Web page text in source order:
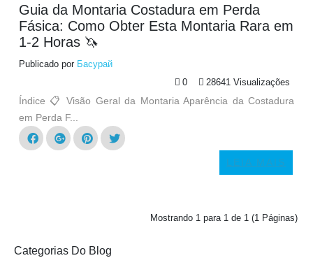
Guia da Montaria Costadura em Perda
Fásica: Como Obter Esta Montaria Rara em
1-2 Horas 🦄
Publicado por Басурай
0
28641 Visualizações
Índice 📋 Visão Geral da Montaria Aparência da Costadura
em Perda F...
LEIA MAIS
Mostrando 1 para 1 de 1 (1 Páginas)
Categorias Do Blog